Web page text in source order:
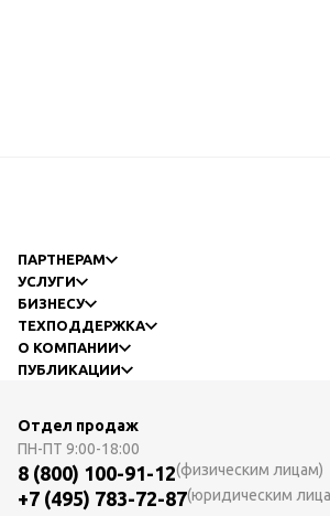
ПАРТНЕРАМ
УСЛУГИ
БИЗНЕСУ
ТЕХПОДДЕРЖКА
О КОМПАНИИ
ПУБЛИКАЦИИ
Отдел продаж
ПН-ПТ 9:00-18:00
8 (800) 100-91-12(физическим лицам)
+7 (495) 783-72-87(юридическим